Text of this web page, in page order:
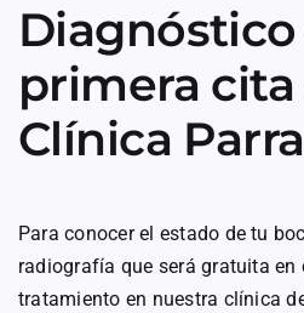
primera cita
Clínica
Para conocer el estado de tu
radiografía que será gratuita en
tratamiento en nuestra clínica